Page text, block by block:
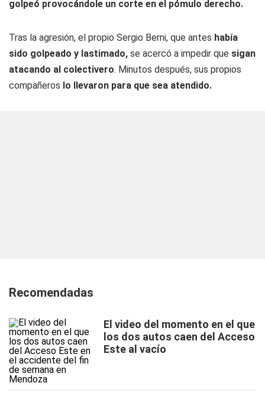
golpeó provocándole un corte en el pómulo derecho.
Tras la agresión, el propio Sergio Berni, que antes había
sido golpeado y lastimado, se acercó a impedir que sigan
atacando al colectivero. Minutos después, sus propios
compañeros lo llevaron para que sea atendido.
Recomendadas
El video del momento en el que
los dos autos caen del Acceso
Este al vacío